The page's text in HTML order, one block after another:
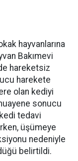
hayvanlarına
Bakımevi
hareketsiz
harekete
olan kediyi
sonucu
tedavi
üşümeye
nedeniyle
belirtildi.